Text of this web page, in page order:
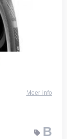
Meer info
B